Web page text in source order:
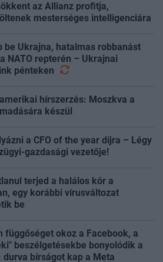
az Allianz profitja,
mesterséges intelligenciára
be Ukrajna, hatalmas robbanást
NATO repterén – Ukrajnai
pénteken
hírszerzés: Moszkva a
készül
a CFO of the year díjra – Légy
gazdasági vezetője!
terjed a halálos kór a
egy korábbi vírusváltozat
be
függőséget okoz a Facebook, a
beszélgetésekbe bonyolódik a
bírságot kap a Meta